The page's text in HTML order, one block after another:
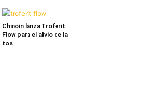
Chinoin lanza Troferit
Flow para el alivio de la
tos